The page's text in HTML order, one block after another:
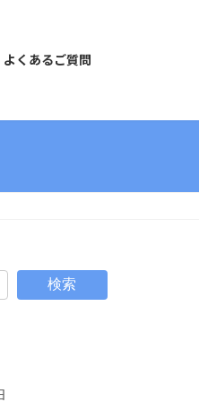
よくあるご質問
検索